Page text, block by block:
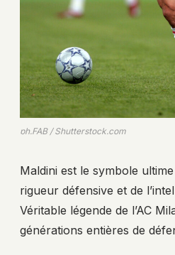
ph.FAB / Shutterstock.com
Maldini est le symbole
rigueur défensive et de
Véritable légende de l’AC
générations entières de